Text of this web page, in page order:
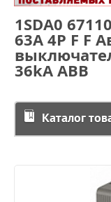
1SDA0
63A 4P F F
36kA ABB
Каталог